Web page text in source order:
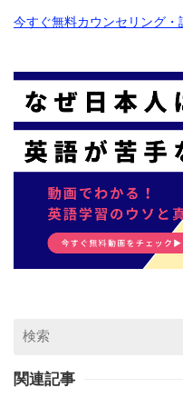
今すぐ無料カウンセリング・
関連記事